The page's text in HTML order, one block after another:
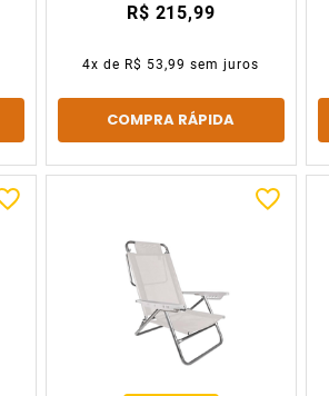
R$ 215,99
4x de R$ 53,99 sem juros
COMPRA RÁPIDA